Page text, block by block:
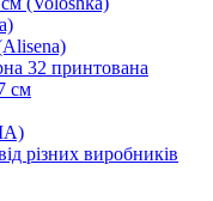
32 принтована
см
різних виробників